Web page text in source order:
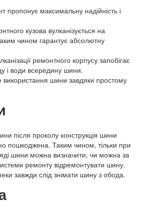
пропонує максимальну надійність і
кузова вулканізується на
чином гарантує абсолютну
ремонтного корпусу запобігає
і води всередину шини.
шини завдяки простому
після проколу конструкція шини
пошкоджена. Таким чином, тільки при
шини можна визначити, чи можна за
ремонту відремонтувати шину.
завжди слід знімати шину з обода.